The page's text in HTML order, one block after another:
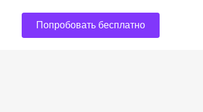
Попробовать бесплатно